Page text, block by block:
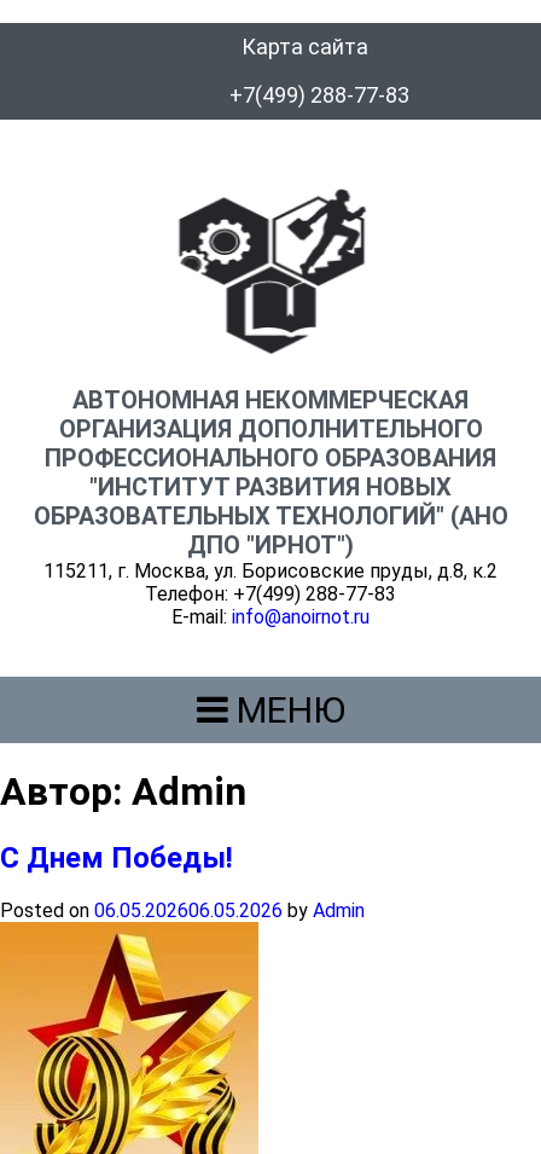
Карта сайта
+7(499) 288-77-83
АВТОНОМНАЯ НЕКОММЕРЧЕСКАЯ
ОРГАНИЗАЦИЯ ДОПОЛНИТЕЛЬНОГО
ПРОФЕССИОНАЛЬНОГО ОБРАЗОВАНИЯ
"ИНСТИТУТ РАЗВИТИЯ НОВЫХ
ОБРАЗОВАТЕЛЬНЫХ ТЕХНОЛОГИЙ" (АНО
ДПО "ИРНОТ")
115211, г. Москва, ул. Борисовские пруды, д.8, к.2
Телефон: +7(499) 288-77-83
E-mail: info@anoirnot.ru
МЕНЮ
Автор: Admin
С Днем Победы!
Posted on 06.05.202606.05.2026 by Admin